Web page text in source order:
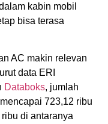
kabin mobil
bisa terasa
AC makin relevan
data ERI
Databoks, jumlah
723,12 ribu
di antaranya